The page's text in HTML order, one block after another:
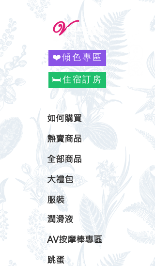
❤️傾色專區
🛏️住宿訂房
如何購買
熱賣商品
全部商品
大禮包
服裝
潤滑液
AV按摩棒專區
跳蛋